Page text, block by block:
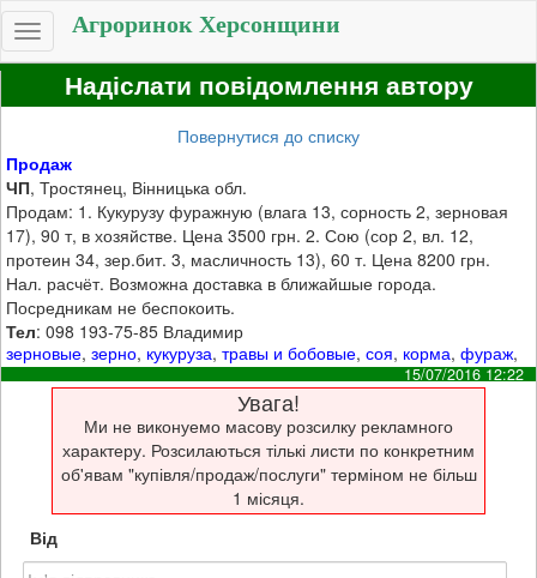
Toggle
navigation
Агроринок Херсонщини
Надіслати повідомлення автору
Повернутися до списку
Продаж
ЧП, Тростянец, Вінницька обл.
Продам: 1. Кукурузу фуражную (влага 13, сорность 2, зерновая
17), 90 т, в хозяйстве. Цена 3500 грн. 2. Сою (сор 2, вл. 12,
протеин 34, зер.бит. 3, масличность 13), 60 т. Цена 8200 грн.
Нал. расчёт. Возможна доставка в ближайшые города.
Посредникам не беспокоить.
Тел: 098 193-75-85 Владимир
зерновые,зерно, кукуруза,травы и бобовые,соя, корма,фураж,
15/07/2016 12:22
Увага!
Ми не виконуемо масову розсилку рекламного
характеру. Розсилаються тількі листи по конкретним
об'явам "купівля/продаж/послуги" терміном не більш
1 місяця.
Від